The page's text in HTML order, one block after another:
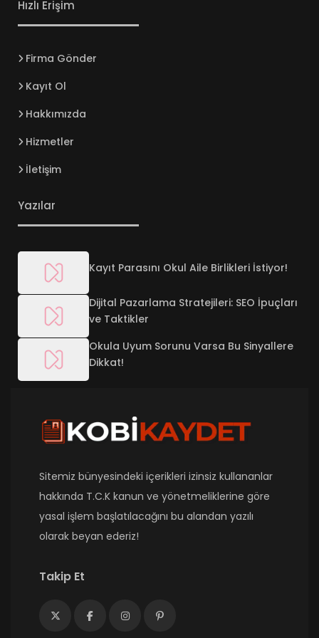
Hızlı Erişim
Firma Gönder
Kayıt Ol
Hakkımızda
Hizmetler
İletişim
Yazılar
Kayıt Parasını Okul Aile Birlikleri İstiyor!
Dijital Pazarlama Stratejileri: SEO İpuçları
ve Taktikler
Okula Uyum Sorunu Varsa Bu Sinyallere
Dikkat!
Sitemiz bünyesindeki içerikleri izinsiz kullananlar
hakkında T.C.K kanun ve yönetmeliklerine göre
yasal işlem başlatılacağını bu alandan yazılı
olarak beyan ederiz!
Takip Et